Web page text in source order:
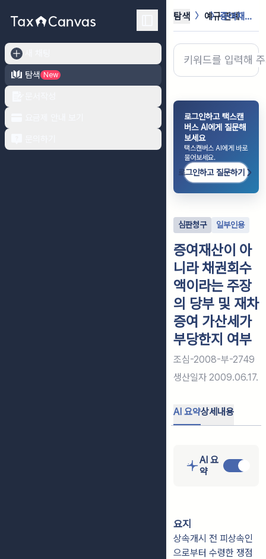
탐색
New
탐색 예규·판례 증여재산이 아니라 채권회수액이라는 주...
로그인하고 택스캔
버스 AI에게 질문해
보세요
택스캔버스 AI에게 바로
물어보세요.
로그인하고 질문하기
심판청구 일부인용
증여재산이 아
니라 채권회수
액이라는 주장
의 당부 및 재차
증여 가산세가
부당한지 여부
조심-2008-부-2749
생산일자 2009.06.17.
AI 요약상세내용
AI 요
약
요지
상속개시 전 피상속인
으로부터 수령한 쟁점